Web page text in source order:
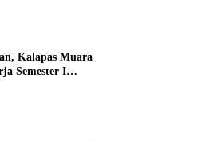
Kalapas Muara
Semester I